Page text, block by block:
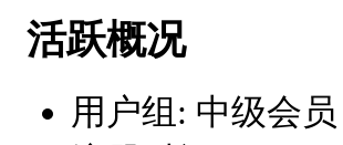
活跃概况
用户组: 中级会员